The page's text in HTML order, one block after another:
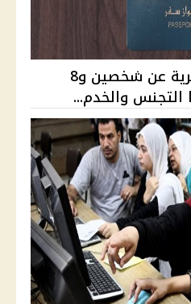
إسقاط الجنسية المصرية عن شخصين و8
التجنس والخدم...